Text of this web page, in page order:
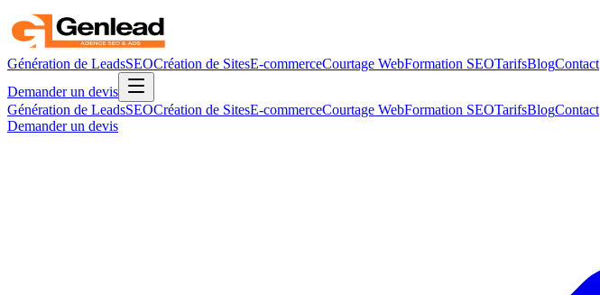
Génération de LeadsSEOCréation de SitesE-commerceCourtage WebFormation SEOTarifsBlogContact
Demander un devis
Génération de LeadsSEOCréation de SitesE-commerceCourtage WebFormation SEOTarifsBlogContact
Demander un devis